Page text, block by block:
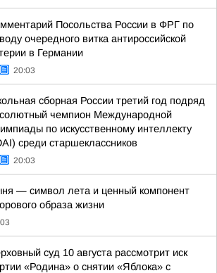
Посольства России в ФРГ по
очередного витка антироссийской
в Германии
20:03
сборная России третий год подряд
чемпион Международной
по искусственному интеллекту
среди старшеклассников
20:03
— символ лета и ценный компонент
образа жизни
суд 10 августа рассмотрит иск
«Родина» о снятии «Яблока» с